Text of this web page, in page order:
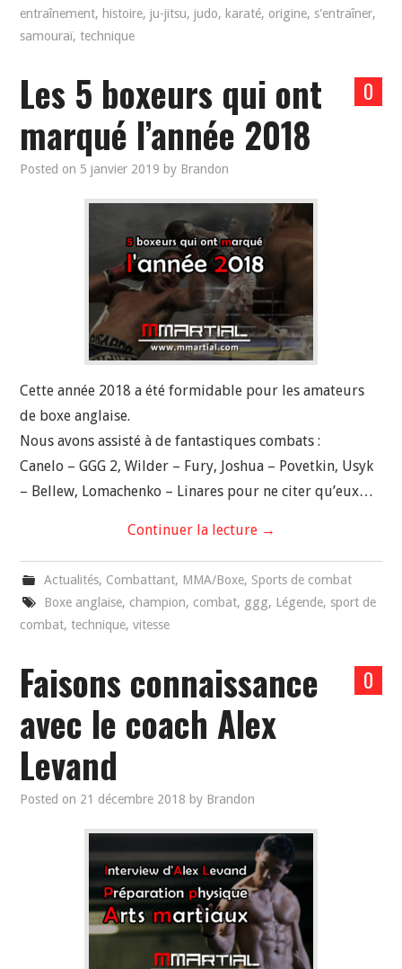
entraînement, histoire,ju-jitsu,judo, karaté, origine, s'entraîner,
samouraï, technique
0
Les 5 boxeurs qui ont
marqué l’année 2018
Posted on 5 janvier 2019 by Brandon
Cette année 2018 a été formidable pour les amateurs
de boxe anglaise.
Nous avons assisté à de fantastiques combats :
Canelo – GGG 2, Wilder – Fury, Joshua – Povetkin, Usyk
– Bellew, Lomachenko – Linares pour ne citer qu’eux…
Continuer la lecture →
Actualités, Combattant, MMA/Boxe, Sports de combat
Boxe anglaise, champion, combat, ggg, Légende, sport de
combat, technique,vitesse
0
Faisons connaissance
avec le coach Alex
Levand
Posted on 21 décembre 2018 by Brandon